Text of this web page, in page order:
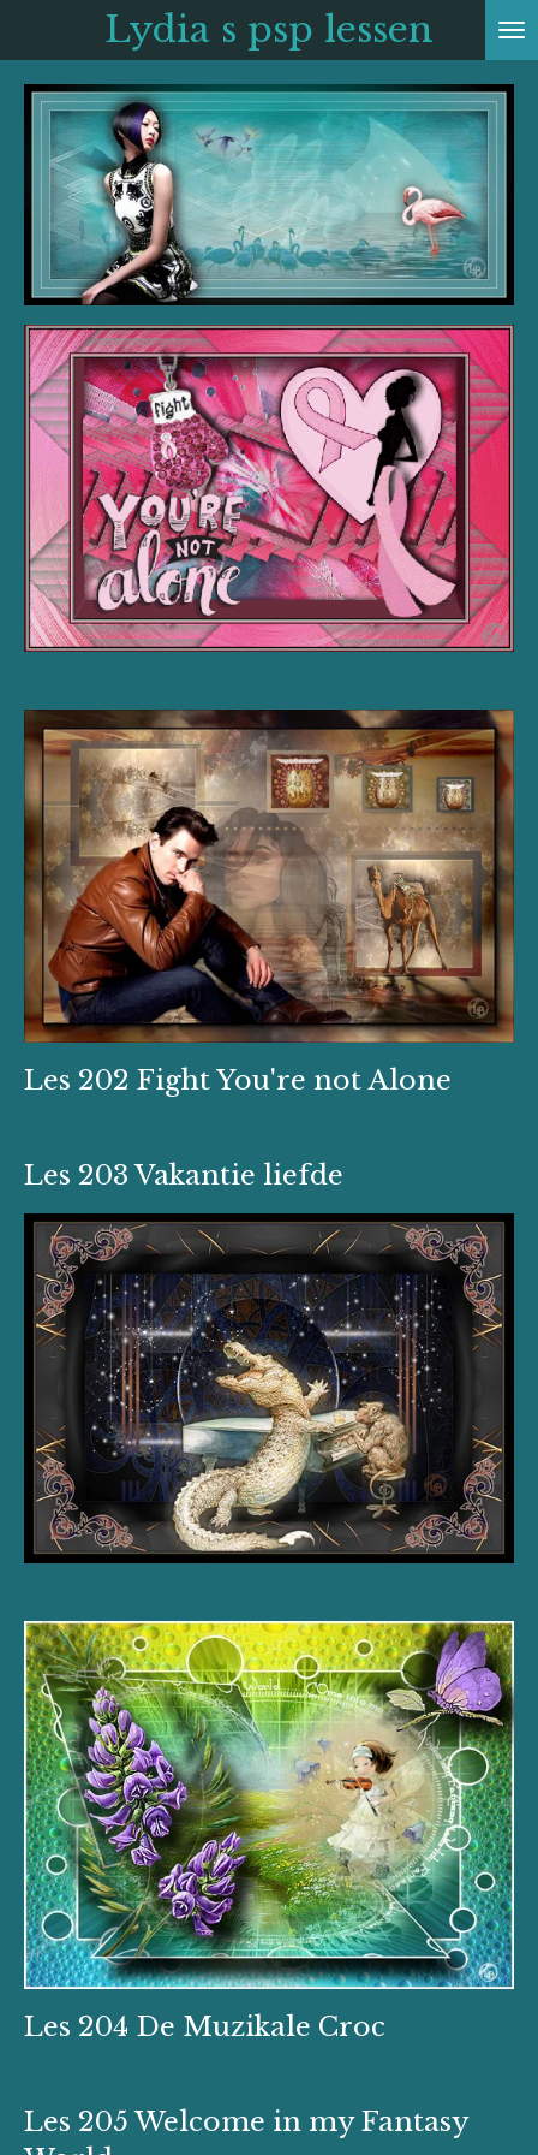
direct
naar
hoofdinhoud
Lydia s psp lessen
Les 202 Fight You're not Alone
Les 203 Vakantie liefde
Les 204 De Muzikale Croc
Les 205 Welcome in my Fantasy